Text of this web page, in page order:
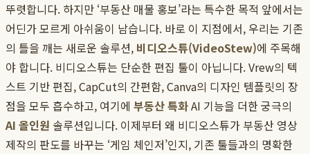
뚜렷합니다. 하지만 ‘부동산 매물 홍보’라는 특수한 목적 앞에서는
어딘가 모르게 아쉬움이 남습니다. 바로 이 지점에서, 우리는 기존
의 틀을 깨는 새로운 솔루션, 비디오스튜(VideoStew)에 주목해
야 합니다. 비디오스튜는 단순한 편집 툴이 아닙니다. Vrew의 텍
스트 기반 편집, CapCut의 간편함, Canva의 디자인 템플릿의 장
점을 모두 흡수하고, 여기에 부동산 특화AI 기능을 더한 궁극의
AI 올인원 솔루션입니다. 이제부터 왜 비디오스튜가 부동산 영상
제작의 판도를 바꾸는 ‘게임 체인저’인지, 기존 툴들과의 명확한